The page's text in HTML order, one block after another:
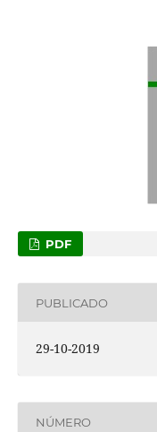
PDF
PUBLICADO
29-10-2019
NÚMERO